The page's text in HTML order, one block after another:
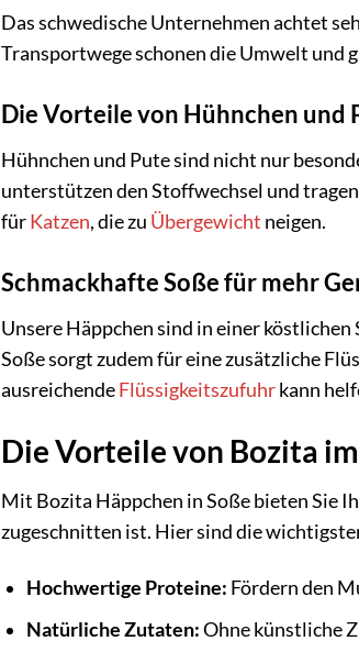
Das schwedische Unternehmen achtet
Transportwege schonen die Umwelt und
Die Vorteile von Hühnchen und
Hühnchen und Pute sind nicht nur
unterstützen den Stoffwechsel und
fürKatzen, die zu Übergewicht neigen.
Schmackhafte Soße für mehr
Unsere Häppchen sind in einer
Soße sorgt zudem für eine zusätzliche
ausreichendeFlüssigkeitszufuhrkann
Die Vorteile von Bozita
Mit Bozita Häppchen in Soße bieten Sie
zugeschnitten ist. Hier sind die
Hochwertige Proteine: Fördern den
Natürliche Zutaten:Ohne künstliche